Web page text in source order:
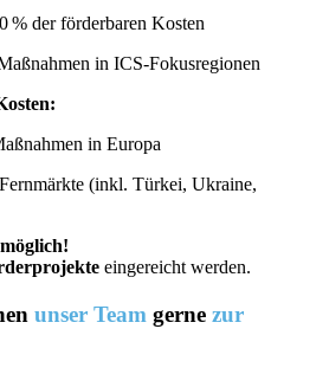
% der förderbaren Kosten
in ICS-Fokusregionen
in Europa
(inkl. Türkei, Ukraine,
eingereicht werden.
unser Team gerne zur